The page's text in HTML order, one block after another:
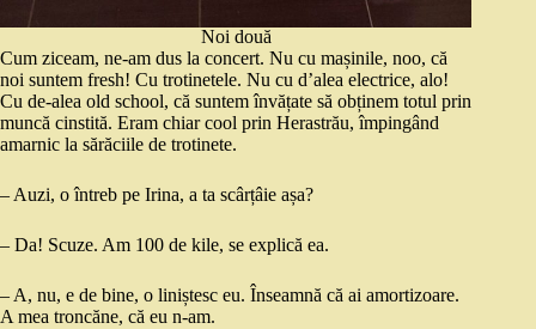
Noi două
Cum ziceam, ne-am dus la concert. Nu cu mașinile, noo, că
noi suntem fresh! Cu trotinetele. Nu cu d’alea electrice, alo!
Cu de-alea old school, că suntem învățate să obținem totul prin
muncă cinstită. Eram chiar cool prin Herastrău, împingând
amarnic la sărăciile de trotinete.
– Auzi, o întreb pe Irina, a ta scârțâie așa?
– Da! Scuze. Am 100 de kile, se explică ea.
– A, nu, e de bine, o liniștesc eu. Înseamnă că ai amortizoare.
A mea troncăne, că eu n-am.